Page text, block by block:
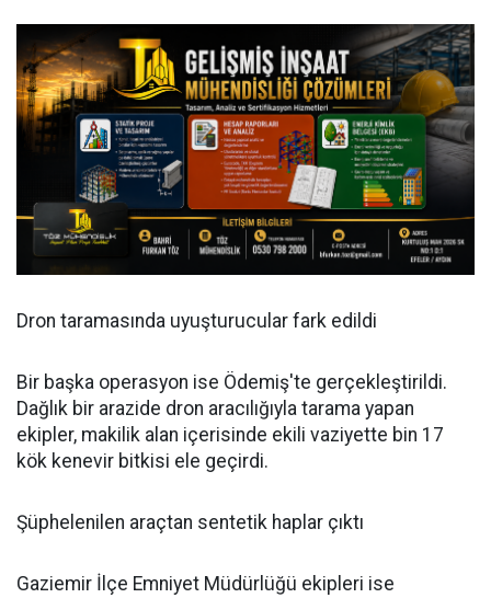
Dron taramasında uyuşturucular fark edildi
Bir başka operasyon ise Ödemiş'te gerçekleştirildi.
Dağlık bir arazide dron aracılığıyla tarama yapan
ekipler, makilik alan içerisinde ekili vaziyette bin 17
kök kenevir bitkisi ele geçirdi.
Şüphelenilen araçtan sentetik haplar çıktı
Gaziemir İlçe Emniyet Müdürlüğü ekipleri ise